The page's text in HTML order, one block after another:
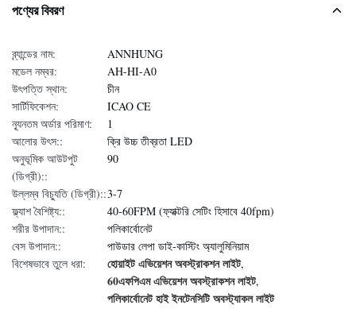
পণ্যের বিবরণ
ব্র্যান্ডের নাম:
ANNHUNG
মডেল নম্বর:
AH-HI-A0
উৎপত্তি স্থান:
চীন
সার্টিফিকেশন:
ICAO CE
ন্যূনতম অর্ডার পরিমাণ:
1
আলোর উৎস::
ক্রি উচ্চ তীব্রতা LED
অনুভূমিক আউটপুট
(ডিগ্রী)::
90
উল্লম্ব বিচ্যুতি (ডিগ্রী)::3-7
ফ্ল্যাশ বৈশিষ্ট্য::
40-60FPM (ফ্যাক্টরি সেটিং হিসাবে 40fpm)
শরীর উপাদান::
পলিকার্বোনেট
বেস উপাদান::
পাউডার লেপা ডাই-কাস্টিং অ্যালুমিনিয়াম
বিশেষভাবে তুলে ধরা:
হোয়াইট এভিয়েশন অবস্ট্রাকশন লাইট,
60এফপিএম এভিয়েশন অবস্ট্রাকশন লাইট,
পলিকার্বোনেট হাই ইনটেনসিটি অবস্ট্যাকল লাইট